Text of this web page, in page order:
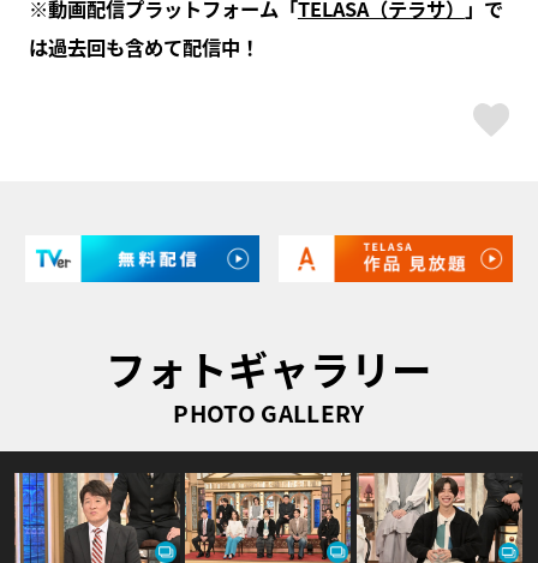
※動画配信プラットフォーム「TELASA（テラサ） 」で
は過去回も含めて配信中！
フォトギャラリー
PHOTO GALLERY